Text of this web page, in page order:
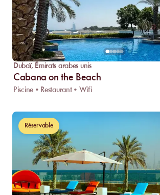
Dubaï, Émirats arabes unis
Cabana on the Beach
Piscine • Restaurant • Wifi
Réservable